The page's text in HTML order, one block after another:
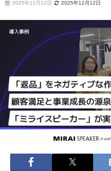
2025年12月12日 2025年12月12日